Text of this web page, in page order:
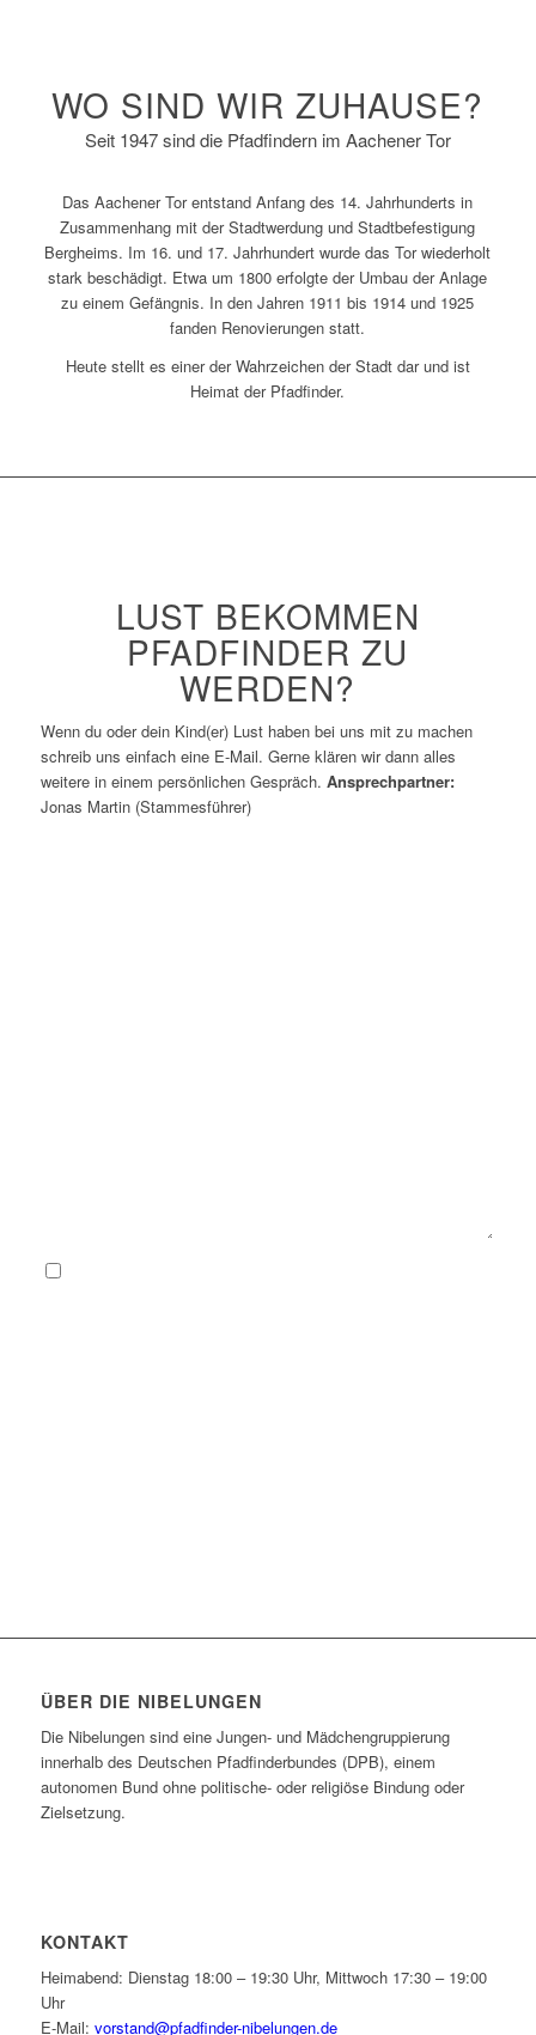
WO SIND WIR ZUHAUSE?
Seit 1947 sind die Pfadfindern im Aachener Tor
Das Aachener Tor entstand Anfang des 14. Jahrhunderts in
Zusammenhang mit der Stadtwerdung und Stadtbefestigung
Bergheims. Im 16. und 17. Jahrhundert wurde das Tor wiederholt
stark beschädigt. Etwa um 1800 erfolgte der Umbau der Anlage
zu einem Gefängnis. In den Jahren 1911 bis 1914 und 1925
fanden Renovierungen statt.
Heute stellt es einer der Wahrzeichen der Stadt dar und ist
Heimat der Pfadfinder.
LUST BEKOMMEN
PFADFINDER ZU
WERDEN?
Wenn du oder dein Kind(er) Lust haben bei uns mit zu machen
schreib uns einfach eine E-Mail. Gerne klären wir dann alles
weitere in einem persönlichen Gespräch. Ansprechpartner:
Jonas Martin (Stammesführer)
ÜBER DIE NIBELUNGEN
Die Nibelungen sind eine Jungen- und Mädchengruppierung
innerhalb des Deutschen Pfadfinderbundes (DPB), einem
autonomen Bund ohne politische- oder religiöse Bindung oder
Zielsetzung.
KONTAKT
Heimabend: Dienstag 18:00 – 19:30 Uhr, Mittwoch 17:30 – 19:00
Uhr
E-Mail: vorstand@pfadfinder-nibelungen.de